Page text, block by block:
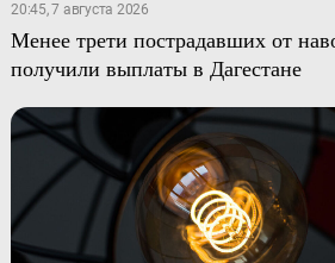
20:45, 7 августа 2026
Менее трети пострадавших от
получили выплаты в Дагестане